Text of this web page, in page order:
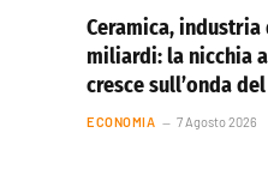
Ceramica, industria
miliardi: la nicchia
cresce sull’onda
ECONOMIA 7 Agosto 2026